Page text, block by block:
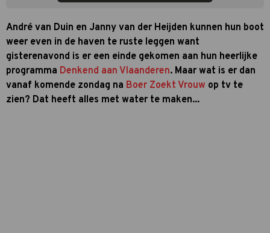
André van Duin en Janny van der Heijden kunnen hun boot
weer even in de haven te ruste leggen want
gisterenavond is er een einde gekomen aan hun heerlijke
programma Denkend aan Vlaanderen. Maar wat is er dan
vanaf komende zondag na Boer Zoekt Vrouw op tv te
zien? Dat heeft alles met water te maken...